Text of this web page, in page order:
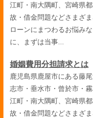
江町・南大隅町、宮崎県
故・借金問題などさまざ
ローンにまつわるお悩み
に、まずは当事...
婚姻費用分担請求とは
鹿児島県鹿屋市にある藤
志市・垂水市・曾於市・
江町・南大隅町、宮崎県
故・借金問題などさまざ